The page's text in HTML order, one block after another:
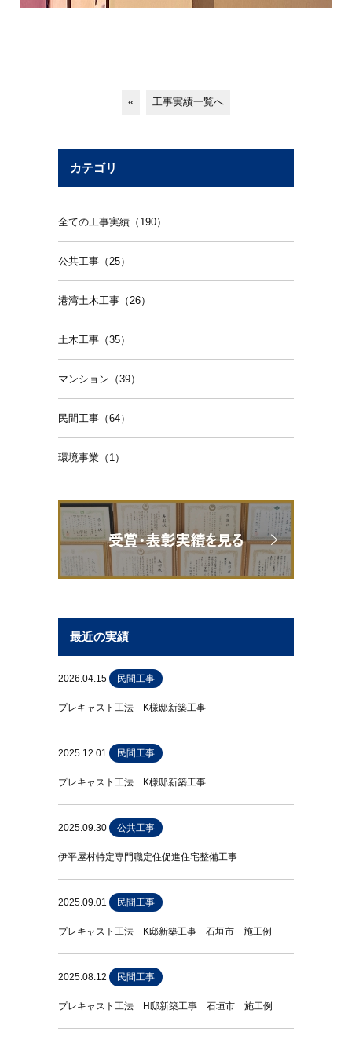
« 工事実績一覧へ
カテゴリ
全ての工事実績（190）
公共工事（25）
港湾土木工事（26）
土木工事（35）
マンション（39）
民間工事（64）
環境事業（1）
最近の実績
2026.04.15 民間工事
プレキャスト工法 K様邸新築工事
2025.12.01 民間工事
プレキャスト工法 K様邸新築工事
2025.09.30 公共工事
伊平屋村特定専門職定住促進住宅整備工事
2025.09.01 民間工事
プレキャスト工法 K邸新築工事 石垣市 施工例
2025.08.12 民間工事
プレキャスト工法 H邸新築工事 石垣市 施工例